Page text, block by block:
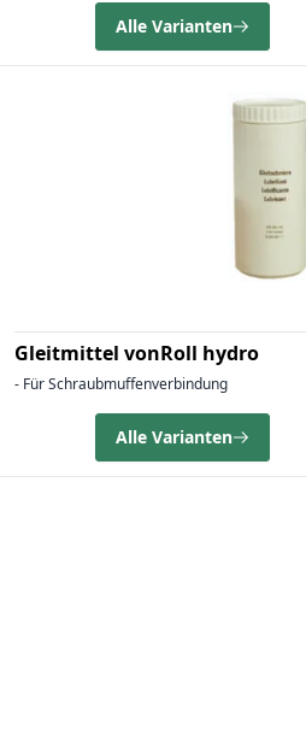
Alle Varianten
Gleitmittel vonRoll hydro
- Für Schraubmuffenverbindung
Alle Varianten